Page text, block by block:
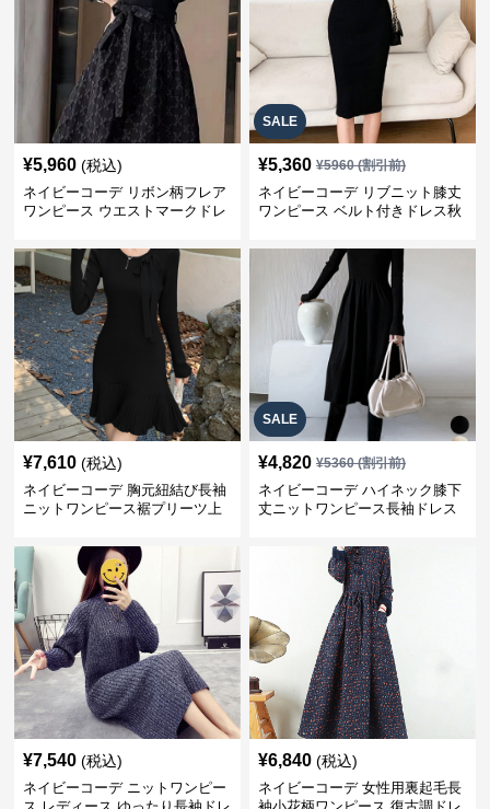
¥5,960 (税込)
ネイビーコーデ リボン柄フレア
ワンピース ウエストマークドレ
SALE
¥5,360 ¥5960(割引前)
ネイビーコーデ リブニット膝丈
ワンピース ベルト付きドレス秋
¥7,610 (税込)
ネイビーコーデ 胸元紐結び長袖
ニットワンピース裾プリーツ上
SALE
¥4,820 ¥5360(割引前)
ネイビーコーデ ハイネック膝下
丈ニットワンピース長袖ドレス
¥7,540 (税込)
ネイビーコーデ ニットワンピー
¥6,840 (税込)
ネイビーコーデ 女性用裏起毛長